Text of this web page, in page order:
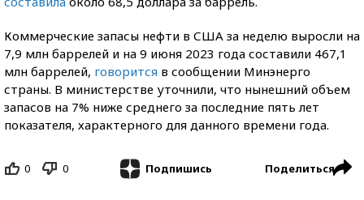
Коммерческие запасы нефти в США за неделю выросли на
7,9 млн баррелей и на 9 июня 2023 года составили 467,1
млн баррелей, говорится в сообщении Минэнерго
страны. В министерстве уточнили, что нынешний объем
запасов на 7% ниже среднего за последние пять лет
показателя, характерного для данного времени года.
0 0 Подпишись Поделиться